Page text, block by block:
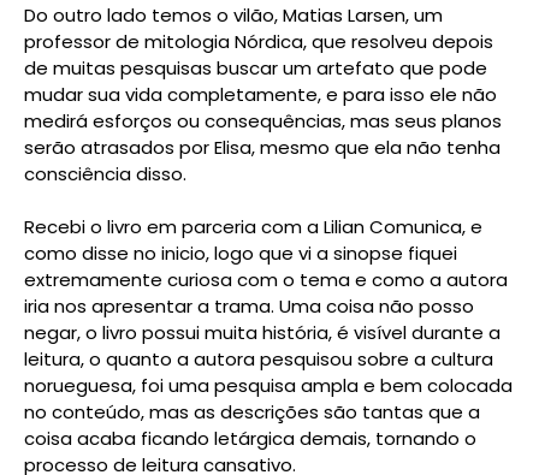
Do outro lado temos o vilão, Matias Larsen, um
professor de mitologia Nórdica, que resolveu depois
de muitas pesquisas buscar um artefato que pode
mudar sua vida completamente, e para isso ele não
medirá esforços ou consequências, mas seus planos
serão atrasados por Elisa, mesmo que ela não tenha
consciência disso.
Recebi o livro em parceria com a Lilian Comunica, e
como disse no inicio, logo que vi a sinopse fiquei
extremamente curiosa com o tema e como a autora
iria nos apresentar a trama. Uma coisa não posso
negar, o livro possui muita história, é visível durante a
leitura, o quanto a autora pesquisou sobre a cultura
norueguesa, foi uma pesquisa ampla e bem colocada
no conteúdo, mas as descrições são tantas que a
coisa acaba ficando letárgica demais, tornando o
processo de leitura cansativo.